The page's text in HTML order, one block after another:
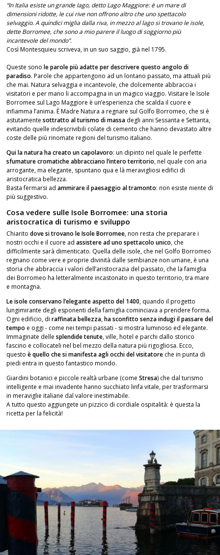
“In Italia esiste un grande lago, detto Lago Maggiore: è un mare di
dimensioni ridotte, le cui rive non offrono altro che uno spettacolo
selvaggio. A quindici miglia dalla riva, in mezzo al lago si trovano le isole,
dette Borromee, che sono a mio parere il luogo di soggiorno più
incantevole del mondo”.
Così Montesquieu scriveva, in un suo saggio, già nel 1795.
Queste sonole parole più adatte per descrivere questo angolo di
paradiso. Parole che appartengono ad un lontano passato, ma attuali più
che mai. Natura selvaggia e incantevole, che dolcemente abbraccia i
visitatori e per mano li accompagna in un magico viaggio. Visitare le Isole
Borromee sul Lago Maggiore è un’esperienza che scalda il cuore e
infiamma l’anima. È Madre Natura a regnare sul Golfo Borromeo, che si è
astutamentesottratto al turismo di massa degli anni Sessanta e Settanta,
evitando quelle indescrivibili colate di cemento che hanno devastato altre
coste delle più rinomate regioni del turismo italiano.
Qui la natura ha creato un capolavoro: un dipinto nel quale le perfette
sfumature cromatiche abbracciano l’intero territorio, nel quale con aria
arrogante, ma elegante, spuntano qua e là meravigliosi edifici di
aristocratica bellezza.
Basta fermarsi adammirare il paesaggio al tramonto: non esiste niente di
più suggestivo.
Cosa vedere sulle Isole Borromee: una storia
aristocratica di turismo e sviluppo
Chiaritodove si trovano le Isole Borromee, non resta che preparare i
nostri occhi e il cuore adassistere ad uno spettacolo unico, che
difficilmente sarà dimenticato. Quella delle isole, che nel Golfo Borromeo
regnano come vere e proprie divinità dalle sembianze non umane, è una
storia che abbraccia i valori dell’aristocrazia del passato, che la famiglia
dei Borromeo ha letteralmente incastonato in questo territorio, tra mare
e montagna.
Le isole conservano l’elegante aspetto del 1400, quando il progetto
lungimirante degli esponenti della famiglia cominciava a prendere forma.
Ogni edificio, diraffinata bellezza,ha sconfitto senza indugi il passare del
tempo e oggi - come nei tempi passati - si mostra luminoso ed elegante.
Immaginate dellesplendide tenute, ville, hotel e parchi dallo storico
fascino e collocateli nel bel mezzo della natura più rigogliosa. Ecco,
questoè quello che si manifesta agli occhi del visitatore che in punta di
piedi entra in questo fantastico mondo.
Giardini botanici e piccole realtà urbane (comeStresa) che dal turismo
intelligente e mai invadente hanno succhiato linfa vitale, per trasformarsi
in meraviglie italiane dal valore inestimabile.
A tutto questo aggiungete un pizzico di cordiale ospitalità: è questa la
ricetta per la felicità!